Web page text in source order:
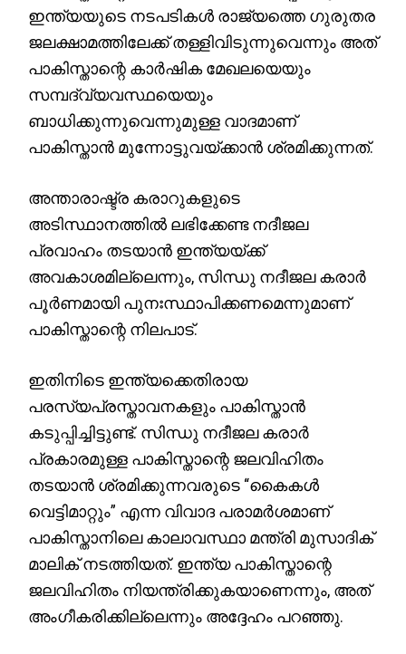
ഇന്ത്യയുടെ നടപടികൾ രാജ്യത്തെ ഗുരുതര
ജലക്ഷാമത്തിലേക്ക് തള്ളിവിടുന്നുവെന്നും അത്
പാകിസ്താന്റെ കാർഷിക മേഖലയെയും
സമ്പദ്‌വ്യവസ്ഥയെയും
ബാധിക്കുന്നുവെന്നുമുള്ള വാദമാണ്
പാകിസ്താൻ മുന്നോട്ടുവയ്ക്കാൻ ശ്രമിക്കുന്നത്.
അന്താരാഷ്ട്ര കരാറുകളുടെ
അടിസ്ഥാനത്തിൽ ലഭിക്കേണ്ട നദീജല
പ്രവാഹം തടയാൻ ഇന്ത്യയ്ക്ക്
അവകാശമില്ലെന്നും, സിന്ധു നദീജല കരാർ
പൂർണമായി പുനഃസ്ഥാപിക്കണമെന്നുമാണ്
പാകിസ്താന്റെ നിലപാട്.
ഇതിനിടെ ഇന്ത്യക്കെതിരായ
പരസ്യപ്രസ്താവനകളും പാകിസ്താൻ
കടുപ്പിച്ചിട്ടുണ്ട്. സിന്ധു നദീജല കരാർ
പ്രകാരമുള്ള പാകിസ്താന്റെ ജലവിഹിതം
തടയാൻ ശ്രമിക്കുന്നവരുടെ “കൈകൾ
വെട്ടിമാറ്റും” എന്ന വിവാദ പരാമർശമാണ്
പാകിസ്താനിലെ കാലാവസ്ഥാ മന്ത്രി മുസാദിക്
മാലിക് നടത്തിയത്. ഇന്ത്യ പാകിസ്താന്റെ
ജലവിഹിതം നിയന്ത്രിക്കുകയാണെന്നും, അത്
അംഗീകരിക്കില്ലെന്നും അദ്ദേഹം പറഞ്ഞു.